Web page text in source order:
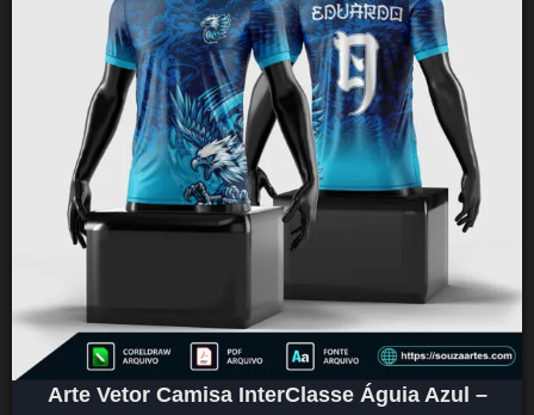
Arte Vetor Camisa InterClasse Águia Azul –